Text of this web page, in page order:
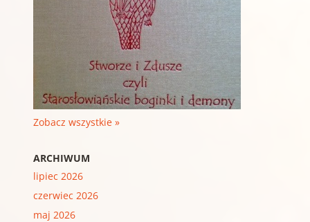
Zobacz wszystkie »
ARCHIWUM
lipiec 2026
czerwiec 2026
maj 2026